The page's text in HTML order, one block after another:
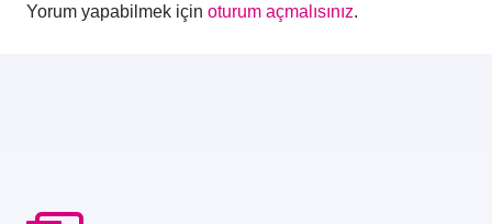
Yorum yapabilmek için oturum açmalısınız.